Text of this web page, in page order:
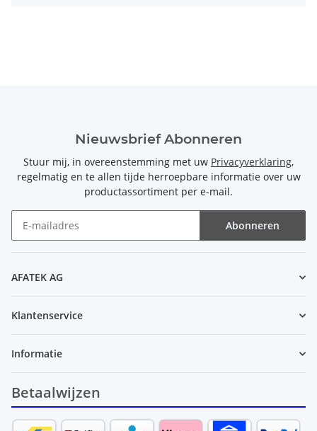
Nieuwsbrief Abonneren
Stuur mij, in overeenstemming met uw Privacyverklaring,
regelmatig en te allen tijde herroepbare informatie over uw
productassortiment per e-mail.
Abonneren
AFATEK AG
Klantenservice
Informatie
Betaalwijzen